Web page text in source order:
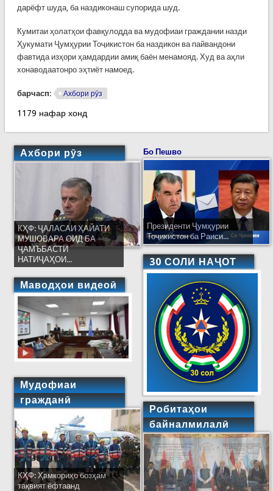
дарёфт шуда, ба наздиконаш супорида шуд.
Кумитаи ҳолатҳои фавқулодда ва мудофиаи граждании назди
Ҳукумати Ҷумҳурии Тоҷикистон ба наздикон ва пайвандони
фавтида изҳори ҳамдардии амиқ баён менамояд. Худ ва аҳли
хонаводаатонро эҳтиёт намоед.
барчасп: Ахбори рӯз
1179 нафар хонд
Ахбори рӯз
КҲФ: ҶАЛАСАИ ҲАЙАТИ
МУШОВАРА ОИД БА
ҶАМЪБАСТИ
НАТИҶАҲОИ...
Маводҳои видеоӣ
Мудофиаи
гражданӣ
КҲФ: Ҳамкориҳо бозҳам
тақвият ёфтаанд
Бо Пешво
Президенти Ҷумҳурии
Тоҷикистон ба Раиси...
30 СОЛИ НАҶОТ
Робитаҳои
байналмилалӣ